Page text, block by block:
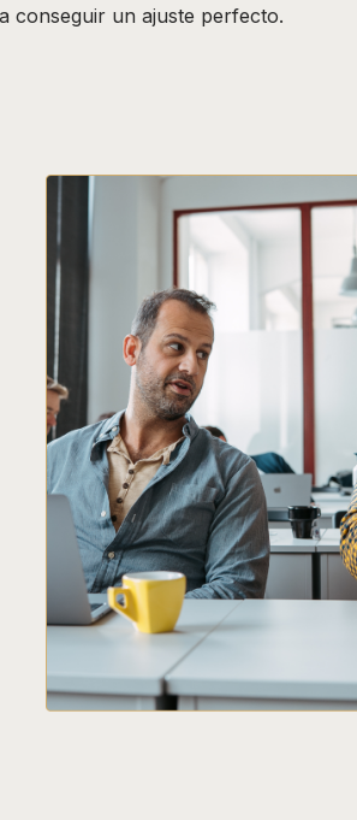
conseguir un ajuste perfecto.